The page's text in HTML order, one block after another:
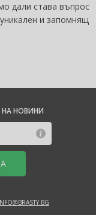
дали става въпрос
и запомнящ
НА НОВИНИ